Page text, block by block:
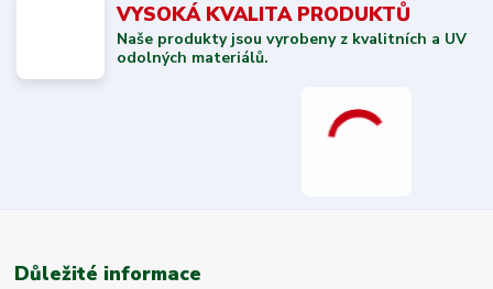
VYSOKÁ KVALITA PRODUKTŮ
Naše produkty jsou vyrobeny z kvalitních a UV
odolných materiálů.
Důležité informace